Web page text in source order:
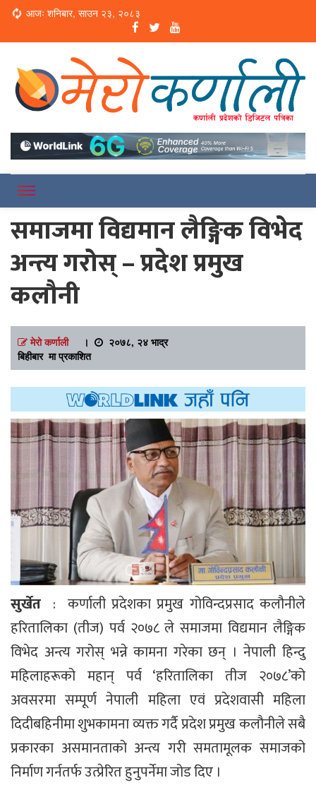
Loading...
आजः शनिबार, साउन २३, २०८३
Merokarnali
समाजमा विद्यमान लैङ्गिक विभेद
अन्त्य गरोस् – प्रदेश प्रमुख
कलौनी
मेरो कर्णाली।
२०७८, २४ भाद्र
बिहीबार मा प्रकाशित
सुर्खेत : कर्णाली प्रदेशका प्रमुख गोविन्दप्रसाद कलौनीले
हरितालिका (तीज) पर्व २०७८ ले समाजमा विद्यमान लैङ्गिक
विभेद अन्त्य गरोस् भन्ने कामना गरेका छन् । नेपाली हिन्दु
महिलाहरूको महान् पर्व ‘हरितालिका तीज २०७८’को
अवसरमा सम्पूर्ण नेपाली महिला एवं प्रदेशवासी महिला
दिदीबहिनीमा शुभकामना व्यक्त गर्दै प्रदेश प्रमुख कलौनीले सबै
प्रकारका असमानताको अन्त्य गरी समतामूलक समाजको
निर्माण गर्नतर्फ उत्प्रेरित हुनुपर्नेमा जोड दिए ।